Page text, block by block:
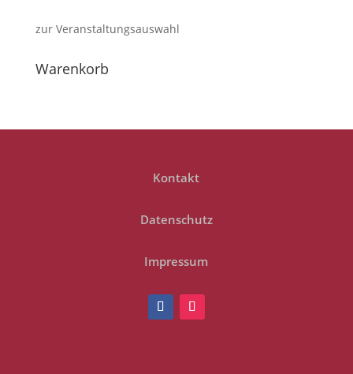
zur Veranstaltungsauswahl
Warenkorb
Kontakt
Datenschutz
Impressum